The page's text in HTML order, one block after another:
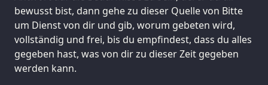
bewusst bist, dann gehe zu dieser Quelle von Bitte
um Dienst von dir und gib, worum gebeten wird,
vollständig und frei, bis du empfindest, dass du alles
gegeben hast, was von dir zu dieser Zeit gegeben
werden kann.